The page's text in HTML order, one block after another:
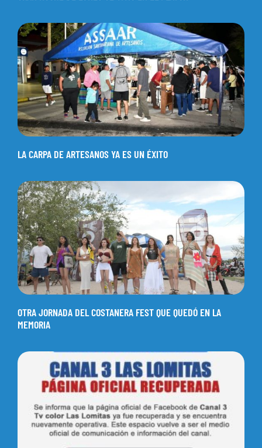
LA CARPA DE ARTESANOS YA ES UN ÉXITO
OTRA JORNADA DEL COSTANERA FEST QUE QUEDÓ EN LA
MEMORIA